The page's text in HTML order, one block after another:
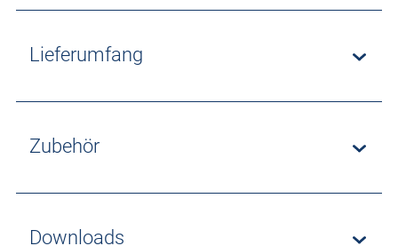
Lieferumfang
Zubehör
Downloads